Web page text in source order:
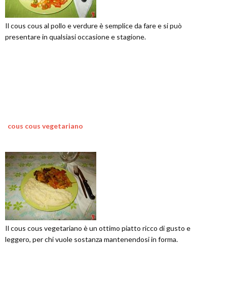
Il cous cous al pollo e verdure è semplice da fare e si può
presentare in qualsiasi occasione e stagione.
cous cous vegetariano
Il cous cous vegetariano è un ottimo piatto ricco di gusto e
leggero, per chi vuole sostanza mantenendosi in forma.